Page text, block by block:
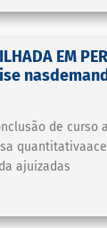
EM
de curso
ajuizadas